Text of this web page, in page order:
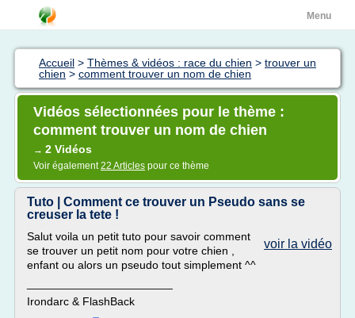
Menu
Accueil > Thèmes & vidéos : race du chien > trouver un
chien > comment trouver un nom de chien
Vidéos sélectionnées pour le thème :
comment trouver un nom de chien
→ 2 Vidéos
Voir également22 Articles pour ce thème
Tuto | Comment ce trouver un Pseudo sans se
creuser la tete !
voir la vidéo
Salut voila un petit tuto pour savoir comment
se trouver un petit nom pour votre chien ,
enfant ou alors un pseudo tout simplement ^^
Irondarc & FlashBack